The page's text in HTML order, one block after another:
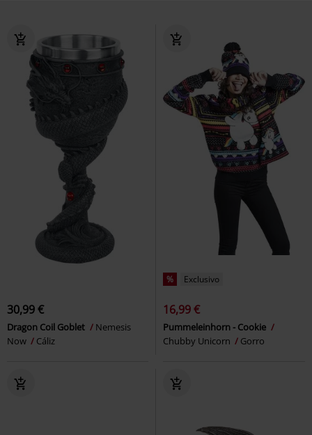
30,99 €
Dragon Coil Goblet
Nemesis
Now
Cáliz
% Exclusivo
16,99 €
Pummeleinhorn - Cookie
Chubby Unicorn
Gorro